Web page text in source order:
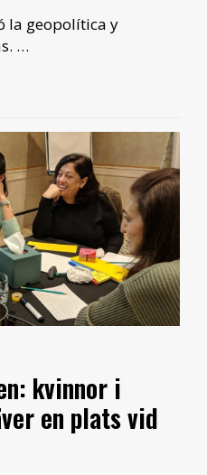
la geopolítica y
…
kvinnor i
en plats vid